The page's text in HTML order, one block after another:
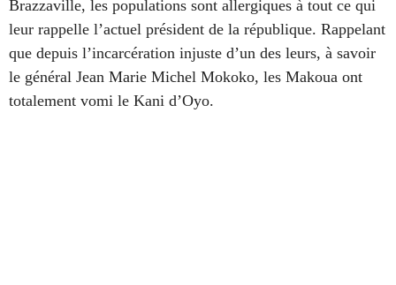
Brazzaville, les populations sont allergiques à tout ce qui
leur rappelle l’actuel président de la république. Rappelant
que depuis l’incarcération injuste d’un des leurs, à savoir
le général Jean Marie Michel Mokoko, les Makoua ont
totalement vomi le Kani d’Oyo.